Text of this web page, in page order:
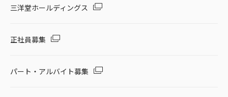
三洋堂ホールディングス
正社員募集
パート・アルバイト募集